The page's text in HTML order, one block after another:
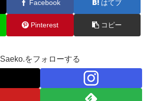
Facebook はてブ
Pinterest コピー
Saeko.をフォローする